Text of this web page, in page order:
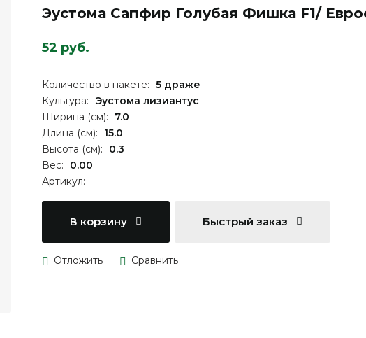
Эустома Сапфир Голубая Фишка F1/
52 руб.
Количество в пакете: 5 драже
Культура:
Эустома лизиантус
Ширина (см):
7.0
Длина (см):
15.0
Высота (см):
0.3
Вес:
0.00
Артикул:
В корзину Быстрый заказ